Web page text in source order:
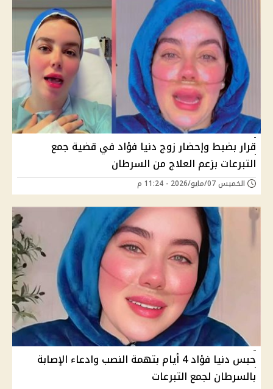
قرار بضبط وإحضار زوج دنيا فؤاد في قضية جمع
التبرعات بزعم العلاج من السرطان
الخميس 07/مايو/2026 - 11:24 م
حبس دنيا فؤاد 4 أيام بتهمة النصب وادعاء الإصابة
بالسرطان لجمع التبرعات